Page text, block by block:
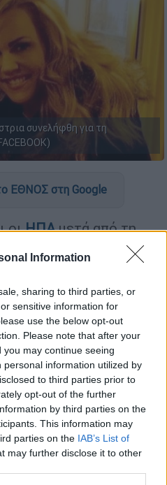
Information
sharing to third parties, or
sensitive information for
use the below opt-out
Please note that after your
may continue seeing
information utilized by
to third parties prior to
opt-out of the further
by third parties on the
This information may
parties on the IAB’s List of
may further disclose it to other
συνελήφθη για τη
ΕΘΝΟΣ στη Google
οιΗΠΑμετά από τη
που σημειώθηκε στο
η Ανίτα Άβερς,
μέσα στο σπίτι της και
νοσοκομείο, με
κόρη της,
του
του Fox TV που
μια δεκαετία στον
στο Σεντ Λούις στο
Παρασκευή (31/11)
της μητέρας